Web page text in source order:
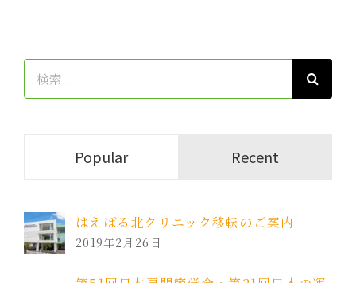
Popular Recent
はえばる北クリニック移転のご案内
2019年2月26日